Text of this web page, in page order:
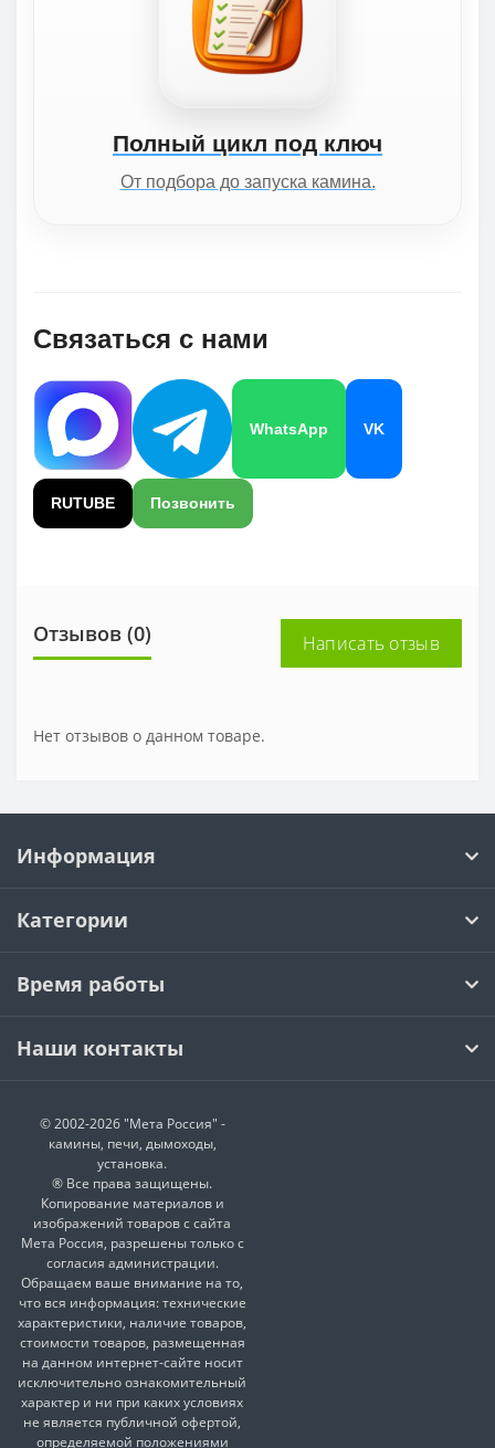
Полный цикл под ключ
От подбора до запуска камина.
Связаться с нами
WhatsApp VK
RUTUBE Позвонить
Отзывов (0) Написать отзыв
Нет отзывов о данном товаре.
Информация
Категории
Время работы
Наши контакты
© 2002-2026 "Мета Россия" -
камины, печи, дымоходы,
установка.
® Все права защищены.
Копирование материалов и
изображений товаров с сайта
Мета Россия, разрешены только с
согласия администрации.
Обращаем ваше внимание на то,
что вся информация: технические
характеристики, наличие товаров,
стоимости товаров, размещенная
на данном интернет-сайте носит
исключительно ознакомительный
характер и ни при каких условиях
не является публичной офертой,
определяемой положениями